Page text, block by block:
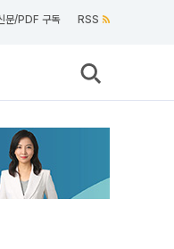
문/PDF 구독 RSS